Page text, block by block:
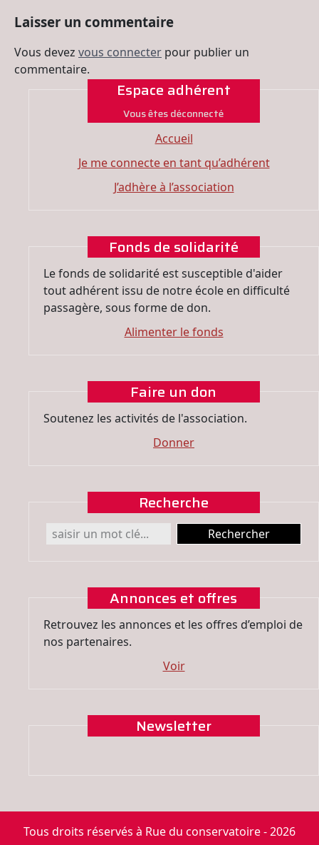
Laisser un commentaire
Vous devez vous connecter pour publier un
commentaire.
Espace adhérent
Vous êtes déconnecté
Accueil
Je me connecte en tant qu’adhérent
J’adhère à l’association
Fonds de solidarité
Le fonds de solidarité est susceptible d'aider
tout adhérent issu de notre école en difficulté
passagère, sous forme de don.
Alimenter le fonds
Faire un don
Soutenez les activités de l'association.
Donner
Recherche
Annonces et offres
Retrouvez les annonces et les offres d’emploi de
nos partenaires.
Voir
Newsletter
Tous droits réservés à Rue du conservatoire - 2026